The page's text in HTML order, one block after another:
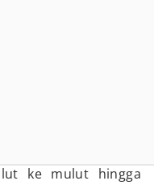
ke mulut hingga